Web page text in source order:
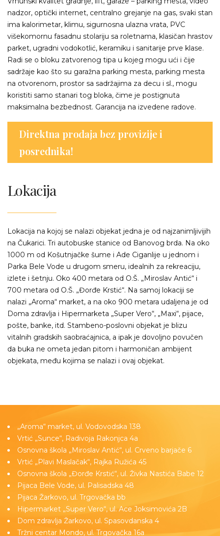
nadzor, optički internet, centralno grejanje na gas, svaki stan
ima kalorimetar, klimu, sigurnosna ulazna vrata, PVC
višekomornu fasadnu stolariju sa roletnama, klasičan hrastov
parket, ugradni vodokotlić, keramiku i sanitarije prve klase.
Radi se o bloku zatvorenog tipa u kojeg mogu ući i čije
sadržaje kao što su garažna parking mesta, parking mesta
na otvorenom, prostor sa sadržajima za decu i sl., mogu
koristiti samo stanari tog bloka, čime je postignuta
maksimalna bezbednost. Garancija na izvedene radove.
Direktna prodaja bez provizije i
posrednika!
Lokacija
Lokacija na kojoj se nalazi objekat jedna je od najzanimljivijih
na Čukarici. Tri autobuske stanice od Banovog brda. Na oko
1000 m od Košutnjačke šume i Ade Ciganlije u jednom i
Parka Bele Vode u drugom smeru, idealnih za rekreaciju,
izlete i šetnju. Oko 400 metara od O.Š. „Miroslav Antić“ i
700 metara od O.Š. „Đorđe Krstić“. Na samoj lokaciji se
nalazi „Aroma“ market, a na oko 900 metara udaljena je od
Doma zdravlja i Hipermarketa „Super Vero“, „Maxi“, pijace,
pošte, banke, itd. Stambeno-poslovni objekat je blizu
vitalnih gradskih saobraćajnica, a ipak je dovoljno povučen
da buka ne ometa jedan pitom i harmoničan ambijent
objekata, među kojima se nalazi i ovaj objekat.
„Aroma“ market, ul. Vodovodska 138
Vrtić „Sunce“, Radivoja Rakonjca 4a
Osnovna škola „Miroslav Antić“, ul. Crveno barjače 6
Vrtić „Plavi Maslačak“, Rajka Ružića 45
Osnovna škola „Đorđe Krstić“, ul. Živka Nastića Babe 12
Pijaca Bele Vode, ul. Palisadska 48
Pijaca Žarkovo, ul. Trgovačka bb
Hipermarket „Super Vero“, ul. Ace Joksimovića 2B
Dom zdravlja Žarkovo, ul. Spasovdanska 4
Tržni centar Mondo, ul. Trgovačka 16a